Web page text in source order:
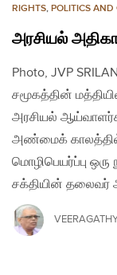
RIGHTS, POLITICS
அரசியல்
Photo, JVP
சமூகத்தின்
அரசியல்
அண்மைக் காலத்தில்
மொழிபெயர்ப்பு
சக்தியின் தலைவர்